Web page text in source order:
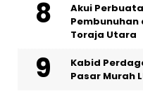
Akui
Pembunuhan
Toraja Utara
Kabid
Pasar Murah